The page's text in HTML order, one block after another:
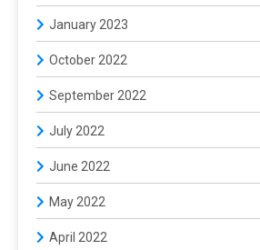
January 2023
October 2022
September 2022
July 2022
June 2022
May 2022
April 2022